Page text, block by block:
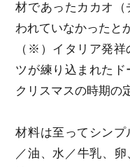
材であったカカオ
われていなかったと
（※）イタリア発
ツが練り込まれた
クリスマスの時期の
材料は至ってシン
／油、水／牛乳、